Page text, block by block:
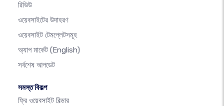
রিভিউ
ওয়েবসাইটের উদাহরণ
ওয়েবসাইট টেমপ্লেটসমূহ
অ্যাপ মার্কেট (English)
সর্বশেষ আপডেট
সমস্ত বিকল্প
ফ্রি ওয়েবসাইট বিল্ডার